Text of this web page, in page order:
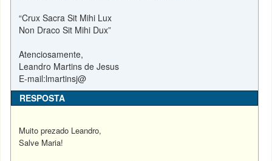
“Crux Sacra Sit Mihi Lux
Non Draco Sit Mihi Dux”
Atenciosamente,
Leandro Martins de Jesus
E-mail:lmartinsj@
RESPOSTA
Muito prezado Leandro,
Salve Maria!